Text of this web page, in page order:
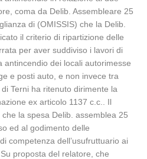
coma da Delib. Assembleare 25
di (OMISSIS) che la Delib.
il criterio di ripartizione delle
per aver suddiviso i lavori di
antincendio dei locali autorimesse
e posti auto, e non invece tra
Terni ha ritenuto dirimente la
ex articolo 1137 c.c.. Il
la spesa Delib. assemblea 25
ed al godimento delle
competenza dell’usufruttuario ai
proposta del relatore, che